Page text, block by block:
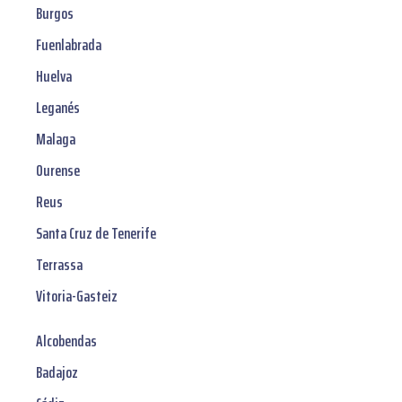
Burgos
Fuenlabrada
Huelva
Leganés
Malaga
Ourense
Reus
Santa Cruz de Tenerife
Terrassa
Vitoria-Gasteiz
Alcobendas
Badajoz